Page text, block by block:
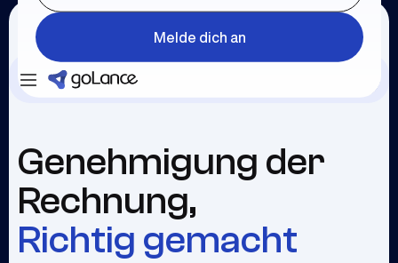
Melde dich an
Genehmigung der
Rechnung,
Richtig gemacht